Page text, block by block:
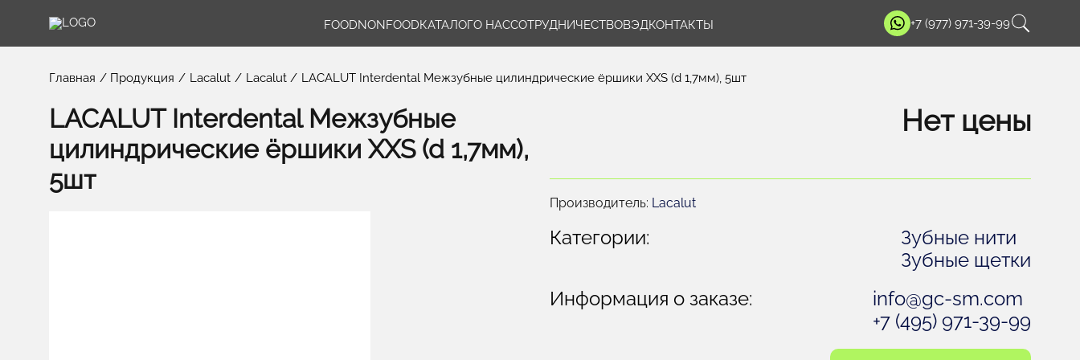
FOODNONFOODКАТАЛОГО НАССОТРУДНИЧЕСТВОВЭДКОНТАКТЫ +7 (977) 971-39-99
Главная Продукция Lacalut Lacalut LACALUT Interdental Межзубные цилиндрические ёршики XXS (d 1,7мм), 5шт
LACALUT Interdental Межзубные
цилиндрические ёршики XXS (d 1,7мм),
5шт
Нет цены
Производитель: Lacalut
Категории:
Зубные нити
Зубные щетки
Информация о заказе:
info@gc-sm.com
+7 (495) 971-39-99